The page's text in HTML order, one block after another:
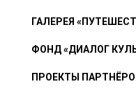
ГАЛЕРЕЯ
ФОНД «ДИАЛОГ
ПРОЕКТЫ